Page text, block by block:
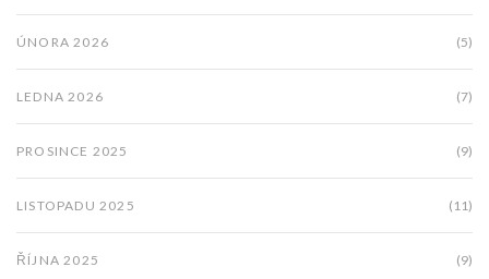
ÚNORA 2026 (5)
LEDNA 2026 (7)
PROSINCE 2025 (9)
LISTOPADU 2025 (11)
ŘÍJNA 2025 (9)